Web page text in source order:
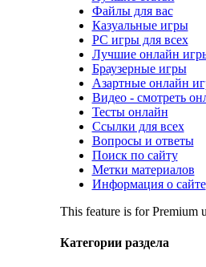
Файлы для вас
Казуальные игры
PC игры для всех
Лучшие онлайн
Браузерные игры
Азартные онлайн
Видео - смотреть
Тесты онлайн
Ссылки для всех
Вопросы и ответы
Поиск по сайту
Метки материалов
Информация о сайте
This feature is for Premium
Категории раздела